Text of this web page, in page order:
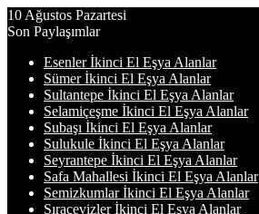
10 Ağustos Pazartesi
Son Paylaşımlar
Esenler İkinci El Eşya Alanlar
Sümer İkinci El Eşya Alanlar
Sultantepe İkinci El Eşya Alanlar
Selamiçeşme İkinci El Eşya Alanlar
Subaşı İkinci El Eşya Alanlar
Sulukule İkinci El Eşya Alanlar
Seyrantepe İkinci El Eşya Alanlar
Safa Mahallesi İkinci El Eşya Alanlar
Semizkumlar İkinci El Eşya Alanlar
Sıracevizler İkinci El Eşya Alanlar